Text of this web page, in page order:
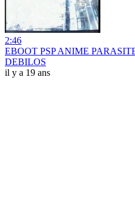
2:46
EBOOT PSP ANIME
DEBILOS
il y a 19 ans